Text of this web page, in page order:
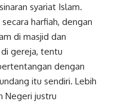
syariat Islam.
harfiah, dengan
di masjid dan
gereja, tentu
dengan
itu sendiri. Lebih
Negeri justru